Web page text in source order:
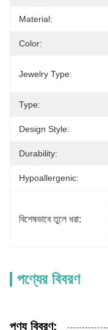
Material:
Color:
Jewelry Type:
Type:
Design Style:
Durability:
Hypoallergenic:
বিশেষভাবে তুলে ধরা:
পণ্যের বিবরণ
পণ্য বিবরণ: